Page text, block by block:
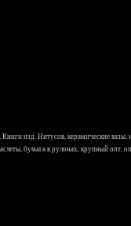
изд. Нитусов, керамические
бумага в рулонах, крупный опт,